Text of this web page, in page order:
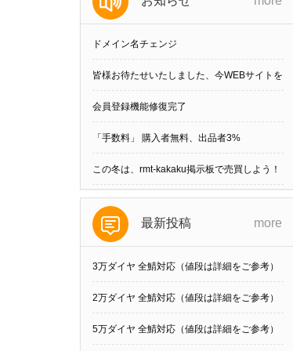
ドメイン名チェンジ
皆様お待たせいたしました、今WEBサイトを
刷新しました。
会員登録機能修復完了
「手数料」 購入者無料、出品者3%
この冬は、rmt-kakaku掲示板で売買しよう！
最新投稿 more
3万ダイヤ 全鯖対応（値段は詳細をご参考）
他の数可
2万ダイヤ 全鯖対応（値段は詳細をご参考）
他の数可
5万ダイヤ 全鯖対応（値段は詳細をご参考）